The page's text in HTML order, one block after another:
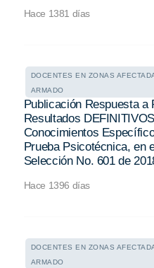
Hace 1381 días
DOCENTES EN ZONAS
ARMADO
Publicación Respuesta a
Resultados
Conocimientos
Prueba Psicotécnica, en
Selección No. 601 de
Hace 1396 días
DOCENTES EN ZONAS
ARMADO